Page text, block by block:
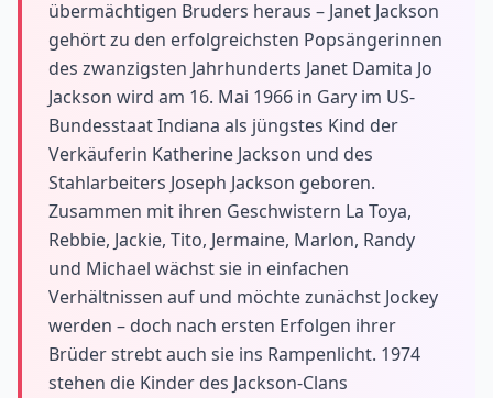
übermächtigen Bruders heraus – Janet Jackson
gehört zu den erfolgreichsten Popsängerinnen
des zwanzigsten Jahrhunderts Janet Damita Jo
Jackson wird am 16. Mai 1966 in Gary im US-
Bundesstaat Indiana als jüngstes Kind der
Verkäuferin Katherine Jackson und des
Stahlarbeiters Joseph Jackson geboren.
Zusammen mit ihren Geschwistern La Toya,
Rebbie, Jackie, Tito, Jermaine, Marlon, Randy
und Michael wächst sie in einfachen
Verhältnissen auf und möchte zunächst Jockey
werden – doch nach ersten Erfolgen ihrer
Brüder strebt auch sie ins Rampenlicht. 1974
stehen die Kinder des Jackson-Clans